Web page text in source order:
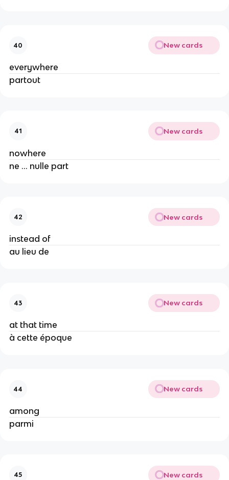
40 New cards
everywhere
partout
41 New cards
nowhere
ne ... nulle part
42 New cards
instead of
au lieu de
43 New cards
at that time
à cette époque
44 New cards
among
parmi
45 New cards